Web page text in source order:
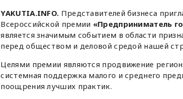
YAKUTIA.INFO. Представителей бизнеса
Всероссийской премии «Предприниматель
является значимым событием в области
перед обществом и деловой средой нашей
Целями премии являются продвижение
системная поддержка малого и среднего
поощрения лучших практик.